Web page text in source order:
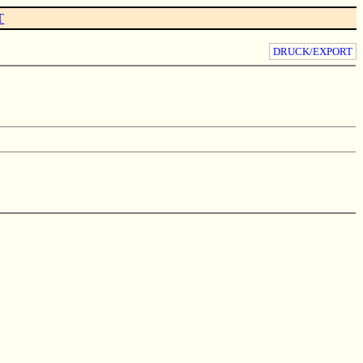
DRUCK/EXPORT